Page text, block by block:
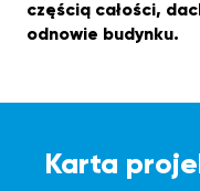
częścią całości,
odnowie budynku.
Karta